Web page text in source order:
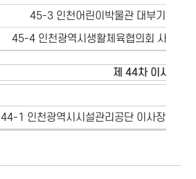
45-3 인천어린이박물관 대부기간 등
45-4 인천광역시생활체육협의회 사무실
제 44차 이사회 -
44-1 인천광역시시설관리공단 이사장 경영